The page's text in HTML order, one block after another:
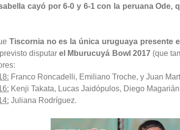
cayó por 6-0 y 6-1 con la peruana Ode,
Tiscornia no es la única uruguaya presente
disputarel Mburucuyá Bowl 2017(que
Franco Roncadelli, Emiliano Troche, y Juan
Kenji Takata, Lucas Jaidópulos, Diego
Juliana Rodríguez.